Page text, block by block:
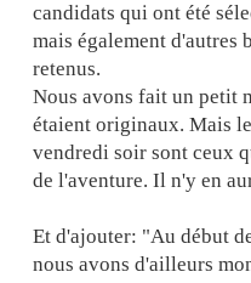
candidats qui ont été
mais également d'autres
retenus.
Nous avons fait un petit
étaient originaux. Mais
vendredi soir sont ceux
de l'aventure. Il n'y en
Et d'ajouter: "Au début
nous avons d'ailleurs